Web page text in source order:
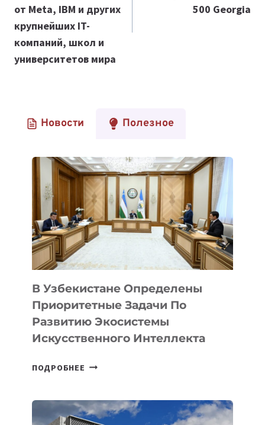
от Meta, IBM и других
крупнейших IT-
компаний, школ и
университетов мира
500 Georgia
Новости Полезное
В Узбекистане Определены
Приоритетные Задачи По
Развитию Экосистемы
Искусственного Интеллекта
ПОДРОБНЕЕ В
ПРИОРИТЕТНЫЕ